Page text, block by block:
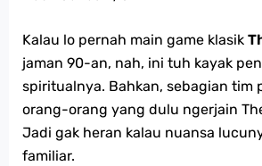
Kalau lo pernah main game klasik
jaman 90-an, nah, ini tuh kayak
spiritualnya. Bahkan, sebagian tim
orang-orang yang dulu ngerjain
Jadi gak heran kalau nuansa
familiar.